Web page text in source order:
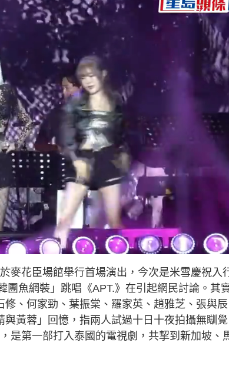
麥花臣場館舉行首場演出，今次是米雪慶祝入
魚網裝」跳唱《APT.》在引起網民討論。其
、何家勁、葉振棠、羅家英、趙雅芝、張與辰
黃蓉」回憶，指兩人試過十日十夜拍攝無瞓
是第一部打入泰國的電視劇，共挈到新加坡、